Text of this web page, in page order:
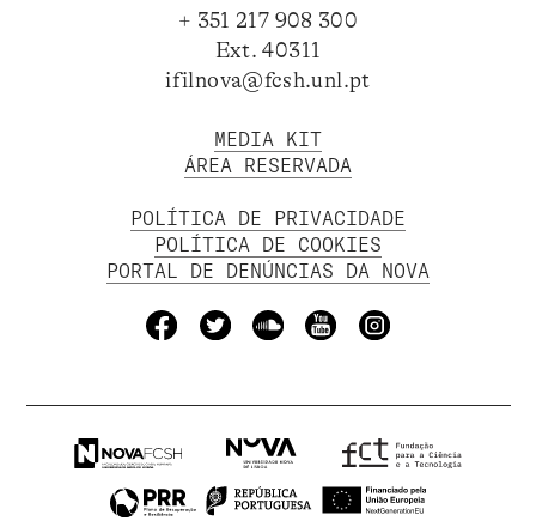
+ 351 217 908 300
Ext. 40311
ifilnova@fcsh.unl.pt
MEDIA KIT
ÁREA RESERVADA
POLÍTICA DE PRIVACIDADE
POLÍTICA DE COOKIES
PORTAL DE DENÚNCIAS DA NOVA